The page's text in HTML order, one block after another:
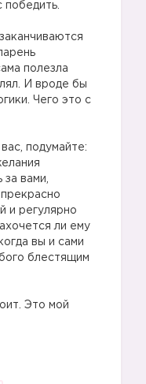
победить.
полезла
И вроде бы
Чего это с
подумайте:
вами,
и регулярно
ли ему
вы и сами
блестящим
Это мой